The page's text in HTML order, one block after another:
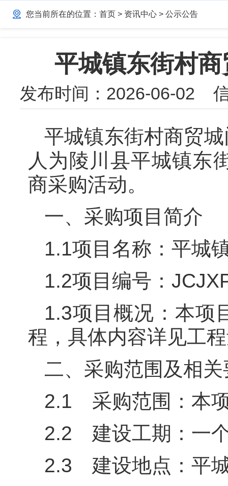
您当前所在的位置： 首页 > 资讯中心 > 公示公告
平城镇东街村
发布时间： 2026-06-02 信
平城镇东街村商贸
人为陵川县平城镇东
商采购活动。
一、采购项目简介
1.1项目名称：平城
1.2项目编号：
1.3项目概况：本项
程，具体内容详见工
二、采购范围及相关
2.1 采购范围：本
2.2 建设工期：一
2.3 建设地点：平